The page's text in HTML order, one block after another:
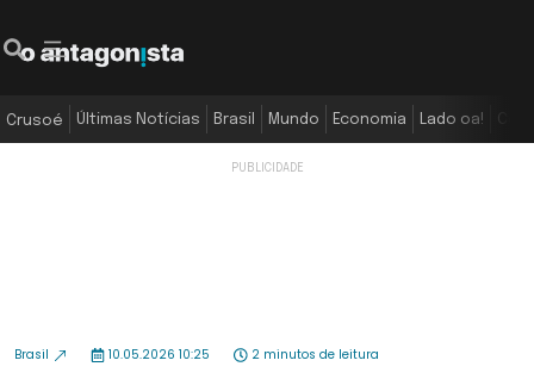
Crusoé Últimas Notícias Brasil Mundo Economia Lado oa!
Brasil 10.05.2026 10:25 2 minutos de leitura